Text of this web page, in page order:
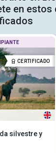
en
CERTIFICADO
silvestre y